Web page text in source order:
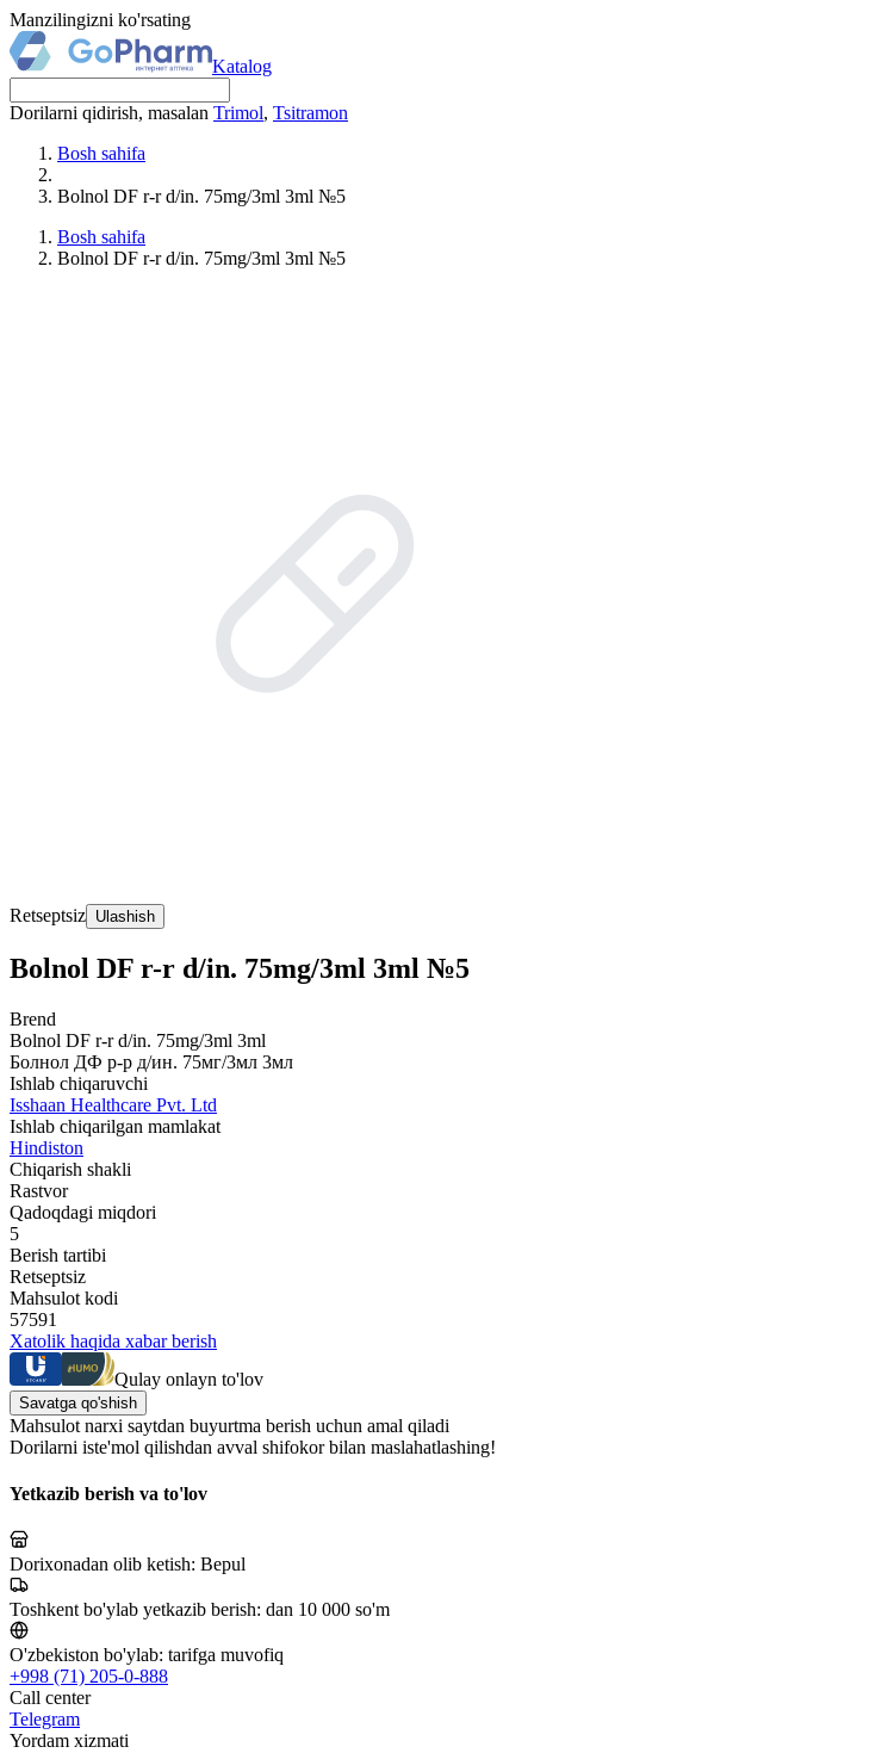
Manzilingizni ko'rsating
Katalog
Dorilarni qidirish, masalan Trimol, Tsitramon
Bosh sahifa
Bolnol DF r-r d/in. 75mg/3ml 3ml №5
Bosh sahifa
Bolnol DF r-r d/in. 75mg/3ml 3ml №5
Retseptsiz Ulashish
Bolnol DF r-r d/in. 75mg/3ml 3ml №5
Brend
Bolnol DF r-r d/in. 75mg/3ml 3ml
Болнол ДФ р-р д/ин. 75мг/3мл 3мл
Ishlab chiqaruvchi
Isshaan Healthcare Pvt. Ltd
Ishlab chiqarilgan mamlakat
Hindiston
Chiqarish shakli
Rastvor
Qadoqdagi miqdori
5
Berish tartibi
Retseptsiz
Mahsulot kodi
57591
Xatolik haqida xabar berish
Qulay onlayn to'lov
Savatga qo'shish
Mahsulot narxi saytdan buyurtma berish uchun amal qiladi
Dorilarni iste'mol qilishdan avval shifokor bilan maslahatlashing!
Yetkazib berish va to'lov
Dorixonadan olib ketish: Bepul
Toshkent bo'ylab yetkazib berish: dan 10 000 so'm
O'zbekiston bo'ylab: tarifga muvofiq
+998 (71) 205-0-888
Call center
Telegram
Yordam xizmati